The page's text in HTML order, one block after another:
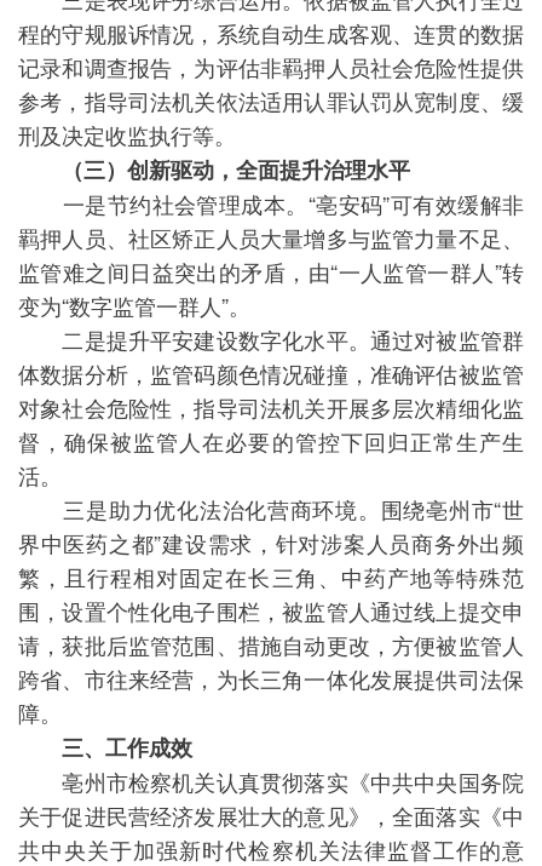
程的守规服诉情况，系统自动生成客观、连贯的数据
记录和调查报告，为评估非羁押人员社会危险性提供
参考，指导司法机关依法适用认罪认罚从宽制度、缓
刑及决定收监执行等。
（三）创新驱动，全面提升治理水平
一是节约社会管理成本。“亳安码”可有效缓解非
羁押人员、社区矫正人员大量增多与监管力量不足、
监管难之间日益突出的矛盾，由“一人监管一群人”转
变为“数字监管一群人”。
二是提升平安建设数字化水平。通过对被监管群
体数据分析，监管码颜色情况碰撞，准确评估被监管
对象社会危险性，指导司法机关开展多层次精细化监
督，确保被监管人在必要的管控下回归正常生产生
活。
三是助力优化法治化营商环境。围绕亳州市“世
界中医药之都”建设需求，针对涉案人员商务外出频
繁，且行程相对固定在长三角、中药产地等特殊范
围，设置个性化电子围栏，被监管人通过线上提交申
请，获批后监管范围、措施自动更改，方便被监管人
跨省、市往来经营，为长三角一体化发展提供司法保
障。
三、工作成效
亳州市检察机关认真贯彻落实《中共中央国务院
关于促进民营经济发展壮大的意见》，全面落实《中
共中央关于加强新时代检察机关法律监督工作的意